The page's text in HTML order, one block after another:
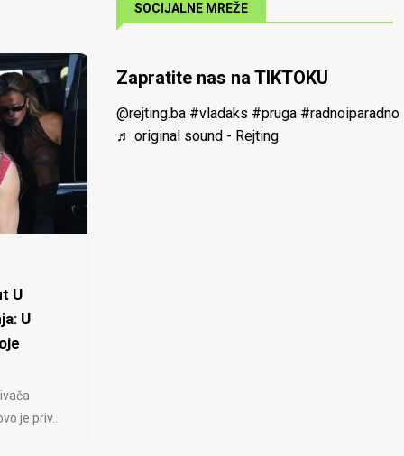
U
U
je priv..
SOCIJALNE MREŽE
Zapratite nas na TIKTOKU
@rejting.ba #vladaks #pruga #radnoiparadno
♬ original sound - Rejting